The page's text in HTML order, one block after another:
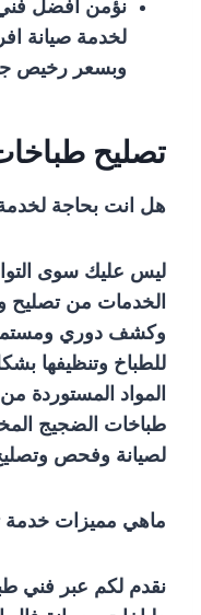
نؤمن افضل
لخدمة صيانة
وبسعر رخيص
تصليح
هل انت بحاجة
ليس عليك سوى
الخدمات من تصليح
وكشف دوري ومستمر
للطباخ وتنظيفها
المواد المستوردة
طباخات الضجيج
لصيانة وفحص
ماهي مميزات خدمة
نقدم لكم عبر فني